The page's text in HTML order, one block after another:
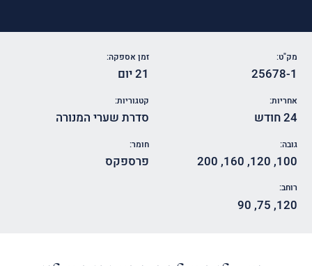
מק"ט:
25678-1
זמן אספקה:
21 יום
אחריות:
24 חודש
קטגוריות:
סדרת שערי המנורה
גובה:
100
,
120
,
160
,
200
חומר:
פרספקס
רוחב:
120
,
75
,
90